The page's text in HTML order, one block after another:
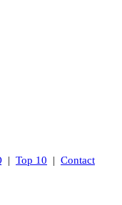
| Top 10 | Contact